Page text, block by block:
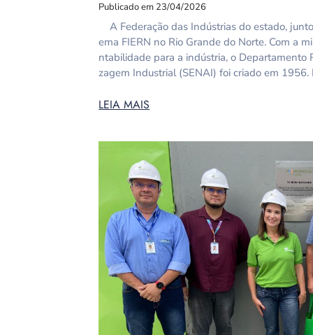
Publicado em 23/04/2026
A Federação das Indústrias do estado,
ema FIERN no Rio Grande do Norte. Com a
ntabilidade para a indústria, o
zagem Industrial (SENAI) foi criado em
LEIA MAIS